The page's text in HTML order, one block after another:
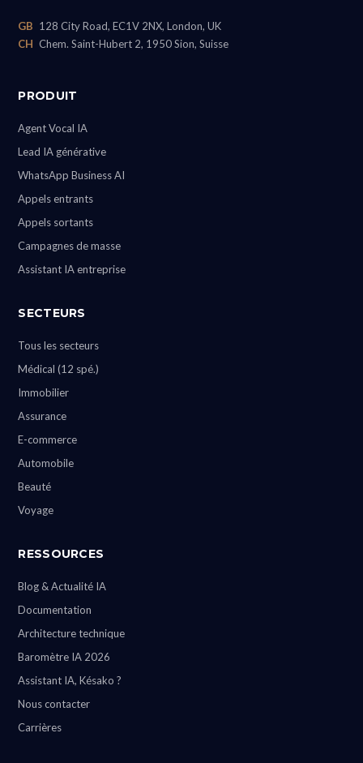
GB 128 City Road, EC1V 2NX, London, UK
CH Chem. Saint-Hubert 2, 1950 Sion, Suisse
PRODUIT
Agent Vocal IA
Lead IA générative
WhatsApp Business AI
Appels entrants
Appels sortants
Campagnes de masse
Assistant IA entreprise
SECTEURS
Tous les secteurs
Médical (12 spé.)
Immobilier
Assurance
E-commerce
Automobile
Beauté
Voyage
RESSOURCES
Blog & Actualité IA
Documentation
Architecture technique
Baromètre IA 2026
Assistant IA, Késako ?
Nous contacter
Carrières